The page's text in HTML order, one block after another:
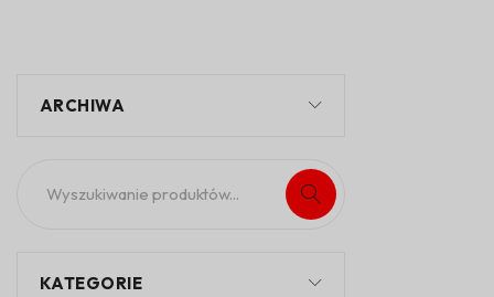
ARCHIWA
KATEGORIE